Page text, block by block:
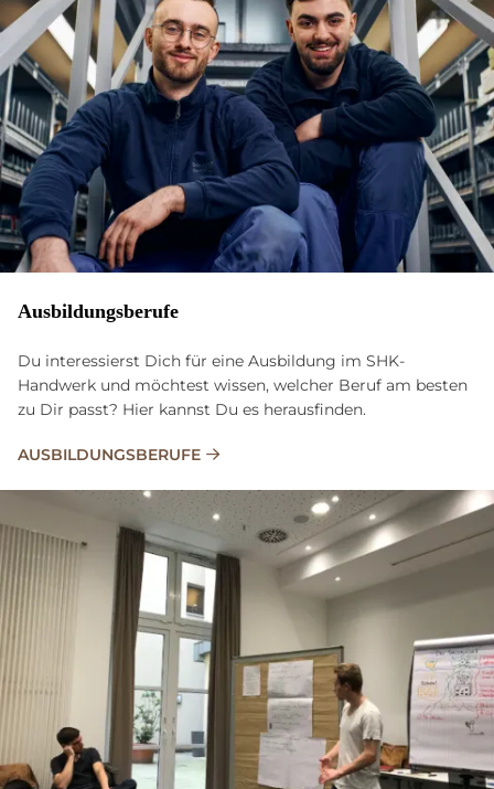
Ausbildungsberufe
Du interessierst Dich für eine Ausbildung im SHK-
Handwerk und möchtest wissen, welcher Beruf am besten
zu Dir passt? Hier kannst Du es herausfinden.
AUSBILDUNGSBERUFE